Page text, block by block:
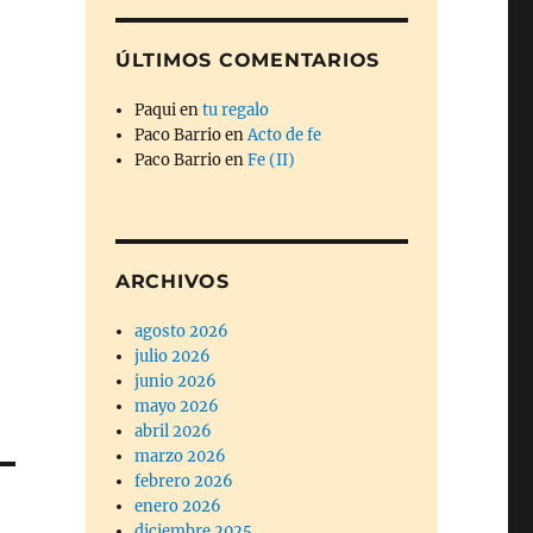
ÚLTIMOS COMENTARIOS
Paquientu regalo
Paco BarrioenActo de fe
Paco BarrioenFe (II)
ARCHIVOS
agosto 2026
julio 2026
junio 2026
mayo 2026
abril 2026
marzo 2026
febrero 2026
enero 2026